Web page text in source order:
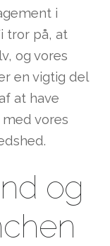
i
tror på, at
og vores
en vigtig del
at have
vores
og